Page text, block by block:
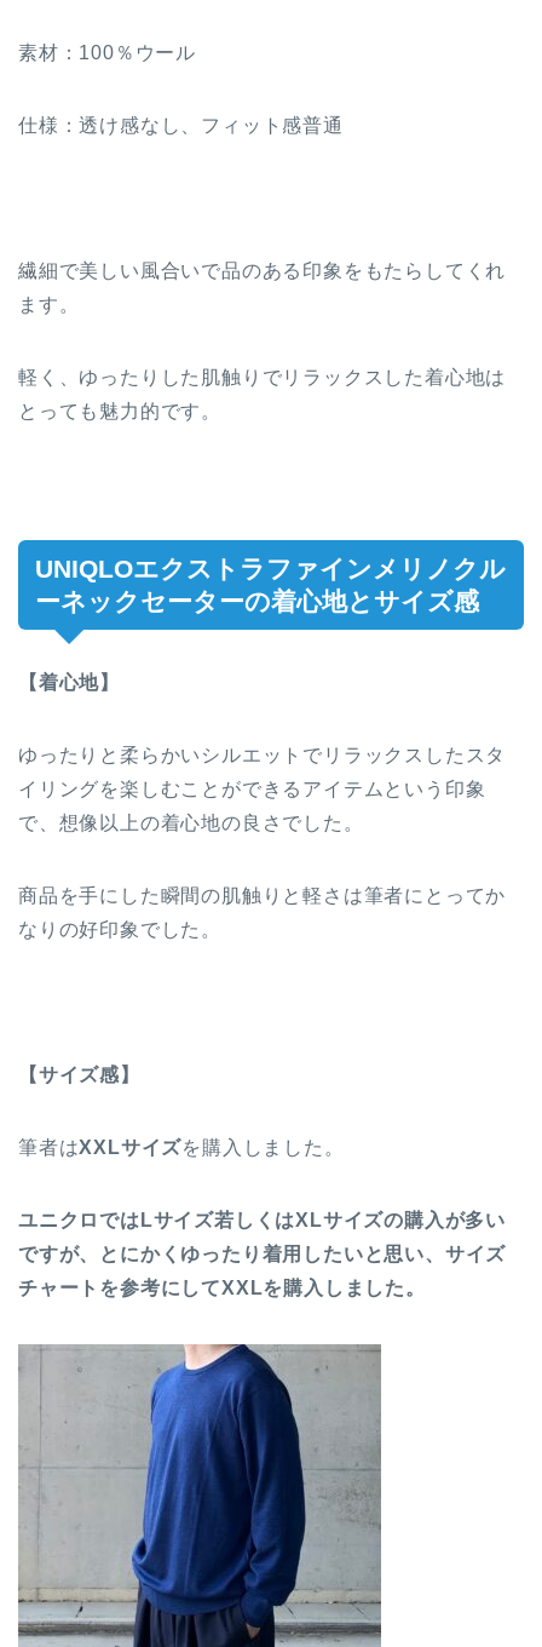
素材：100％ウール
仕様：透け感なし、フィット感普通
繊細で美しい風合いで品のある印象をもたらしてくれ
ます。
軽く、ゆったりした肌触りでリラックスした着心地は
とっても魅力的です。
UNIQLOエクストラファインメリノクル
ーネックセーターの着心地とサイズ感
【着心地】
ゆったりと柔らかいシルエットでリラックスしたスタ
イリングを楽しむことができるアイテムという印象
で、想像以上の着心地の良さでした。
商品を手にした瞬間の肌触りと軽さは筆者にとってか
なりの好印象でした。
【サイズ感】
筆者はXXLサイズを購入しました。
ユニクロではLサイズ若しくはXLサイズの購入が多い
ですが、とにかくゆったり着用したいと思い、サイズ
チャートを参考にしてXXLを購入しました。